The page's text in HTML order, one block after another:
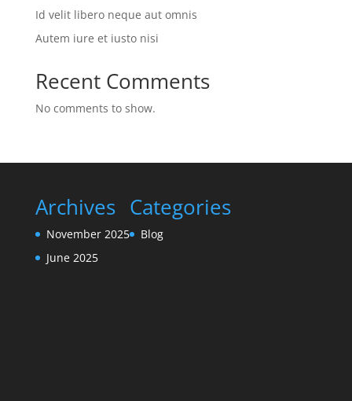
Id velit libero neque aut omnis
Autem iure et iusto nisi
Recent Comments
No comments to show.
Archives
November 2025
June 2025
Categories
Blog